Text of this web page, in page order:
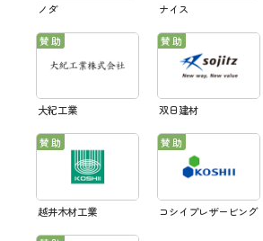
ノダ ナイス
大紀工業 双日建材
越井木材工業 コシイプレザービング